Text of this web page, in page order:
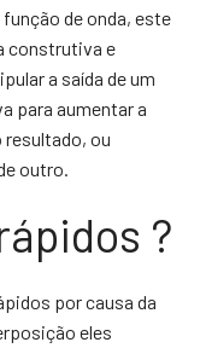
de onda, este
construtiva e
a saída de um
para aumentar a
resultado, ou
outro.
?
por causa da
eles